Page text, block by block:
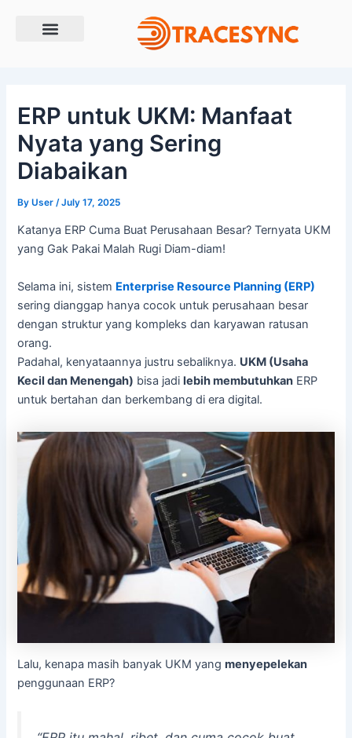
ERP untuk UKM: Manfaat
Nyata yang Sering
Diabaikan
ByUser /July 17, 2025
Katanya ERP Cuma Buat Perusahaan Besar? Ternyata UKM
yang Gak Pakai Malah Rugi Diam-diam!
Selama ini, sistem Enterprise Resource Planning (ERP)
sering dianggap hanya cocok untuk perusahaan besar
dengan struktur yang kompleks dan karyawan ratusan
orang.
Padahal, kenyataannya justru sebaliknya. UKM (Usaha
Kecil dan Menengah) bisa jadilebih membutuhkan ERP
untuk bertahan dan berkembang di era digital.
Lalu, kenapa masih banyak UKM yangmenyepelekan
penggunaan ERP?